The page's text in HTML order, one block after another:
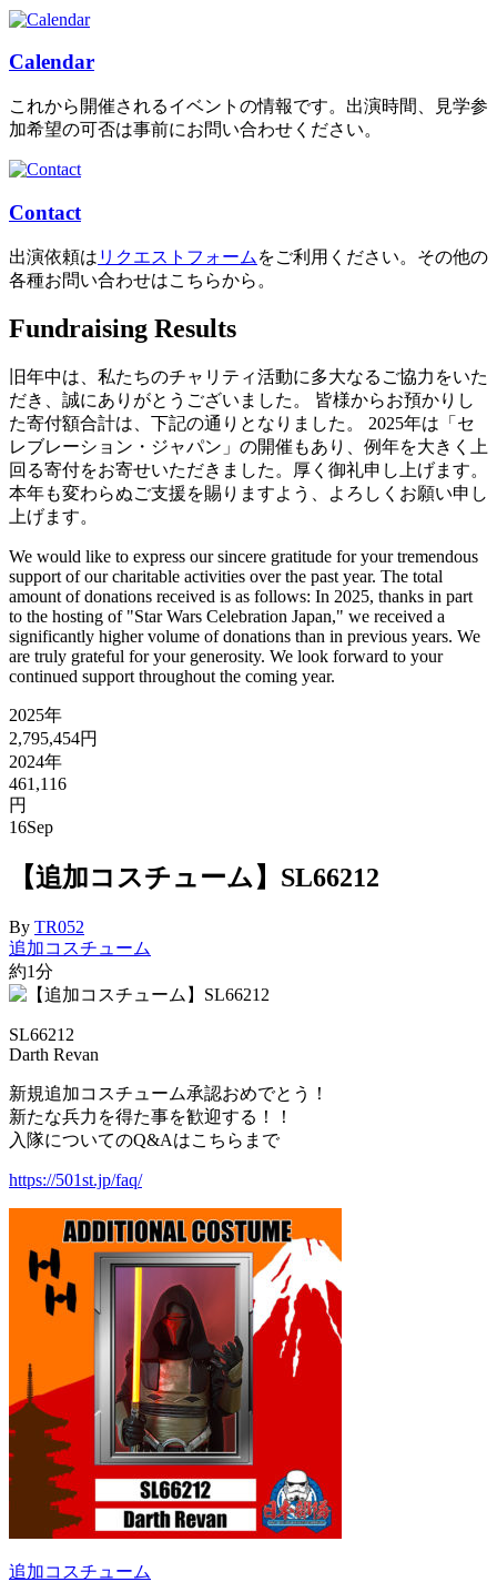
Calendar
これから開催されるイベントの情報です。出演時間、見学参
加希望の可否は事前にお問い合わせください。
Contact
出演依頼は リクエストフォーム をご利用ください。その他の
各種お問い合わせはこちらから。
Fundraising Results
旧年中は、私たちのチャリティ活動に多大なるご協力をいた
だき、誠にありがとうございました。 皆様からお預かりし
た寄付額合計は、下記の通りとなりました。 2025年は「セ
レブレーション・ジャパン」の開催もあり、例年を大きく上
回る寄付をお寄せいただきました。厚く御礼申し上げます。
本年も変わらぬご支援を賜りますよう、よろしくお願い申し
上げます。
We would like to express our sincere gratitude for your tremendous
support of our charitable activities over the past year. The total
amount of donations received is as follows: In 2025, thanks in part
to the hosting of "Star Wars Celebration Japan," we received a
significantly higher volume of donations than in previous years. We
are truly grateful for your generosity. We look forward to your
continued support throughout the coming year.
2025年
2,795,454円
2024年
461,116
円
16Sep
【追加コスチューム】SL66212
By TR052
追加コスチューム
約1分
SL66212
Darth Revan
新規追加コスチューム承認おめでとう！
新たな兵力を得た事を歓迎する！！
入隊についてのQ&Aはこちらまで
https://501st.jp/faq/
追加コスチューム